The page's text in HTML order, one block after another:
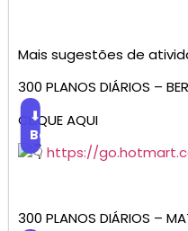
Mais sugestões de
300 PLANOS DIÁRIOS –
CLIQUE AQUI
⬇
Baixar
https://
300 PLANOS DIÁRIOS –